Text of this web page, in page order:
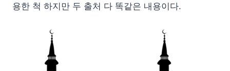
용한 척 하지만 두 출처 다 똑같은 내용이다.